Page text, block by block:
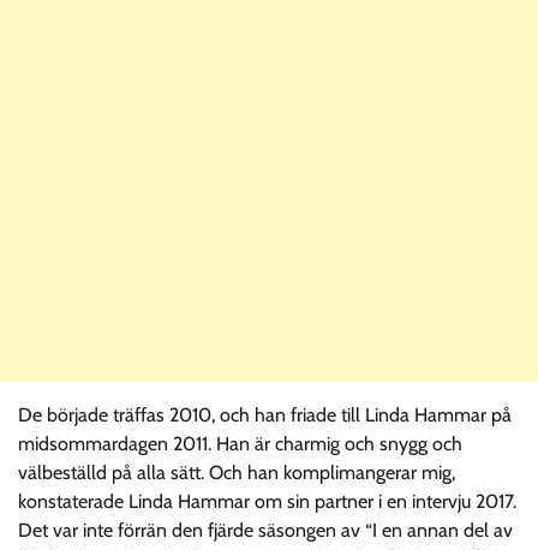
De började träffas 2010, och han friade till Linda Hammar på
midsommardagen 2011. Han är charmig och snygg och
välbeställd på alla sätt. Och han komplimangerar mig,
konstaterade Linda Hammar om sin partner i en intervju 2017.
Det var inte förrän den fjärde säsongen av “I en annan del av